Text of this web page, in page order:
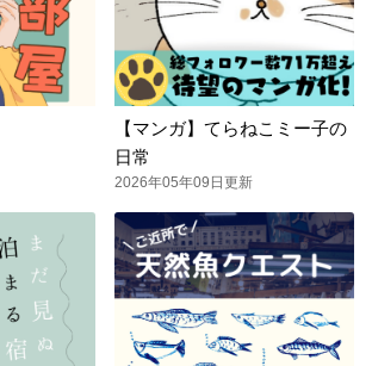
【マンガ】てらねこミー子の
日常
2026年05年09日更新